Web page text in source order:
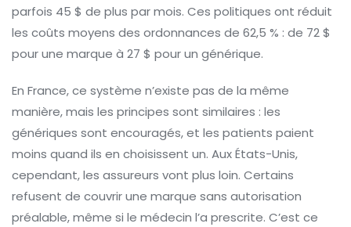
parfois 45 $ de plus par mois. Ces politiques ont réduit
les coûts moyens des ordonnances de 62,5 % : de 72 $
pour une marque à 27 $ pour un générique.
En France, ce système n’existe pas de la même
manière, mais les principes sont similaires : les
génériques sont encouragés, et les patients paient
moins quand ils en choisissent un. Aux États-Unis,
cependant, les assureurs vont plus loin. Certains
refusent de couvrir une marque sans autorisation
préalable, même si le médecin l’a prescrite. C’est ce